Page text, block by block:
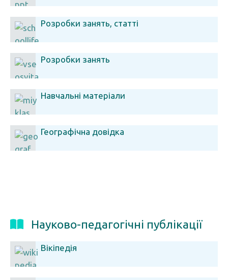
Розробки занять, статті
Розробки занять
Навчальні матеріали
Географічна довідка
Науково-педагогічні публікації
Вікіпедія